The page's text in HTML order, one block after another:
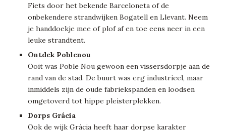
Fiets door het bekende Barceloneta of de
onbekendere strandwijken Bogatell en Llevant. Neem
je handdoekje mee of plof af en toe eens neer in een
leuke strandtent.
Ontdek Poblenou
Ooit was Poble Nou gewoon een vissersdorpje aan de
rand van de stad. De buurt was erg industrieel, maar
inmiddels zijn de oude fabriekspanden en loodsen
omgetoverd tot hippe pleisterplekken.
Dorps Grácia
Ook de wijk Grácia heeft haar dorpse karakter